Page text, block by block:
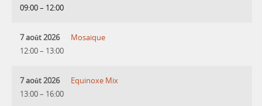
09:00– 12:00
7 août 2026
12:00– 13:00
Mosaique
7 août 2026
13:00– 16:00
Equinoxe Mix